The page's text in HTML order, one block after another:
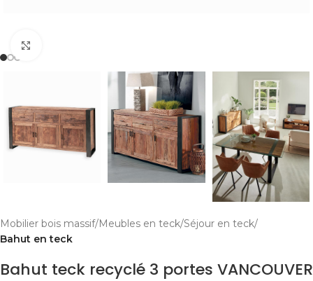
Mobilier bois massif Meubles en teck Séjour en teck
Bahut en teck
Bahut teck recyclé 3 portes VANCOUVER